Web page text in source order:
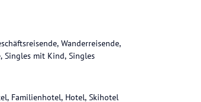
Wanderreisende,
Singles mit Kind, Singles
Familienhotel, Hotel, Skihotel